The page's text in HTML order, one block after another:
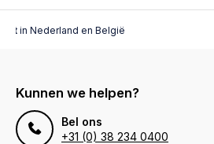
in Nederland en België
Kunnen we helpen?
Bel ons
+31 (0) 38 234 0400